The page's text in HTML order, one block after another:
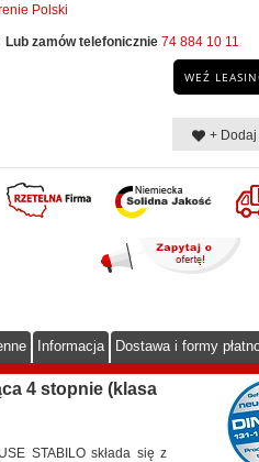
Polski
Lub zamów telefonicznie 74 884 10 11
WEŹ
+
Informacja Dostawa i formy
4 stopnie (klasa
STABILO składa się z